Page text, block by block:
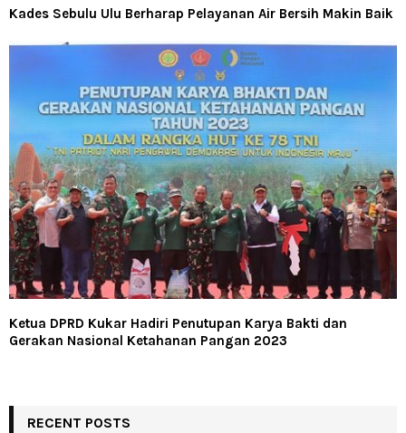
Kades Sebulu Ulu Berharap Pelayanan Air Bersih Makin Baik
Ketua DPRD Kukar Hadiri Penutupan Karya Bakti dan
Gerakan Nasional Ketahanan Pangan 2023
RECENT POSTS